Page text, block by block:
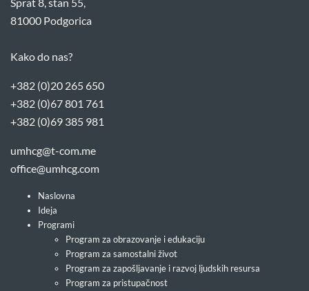
81000 Podgorica
Kako do nas?
+382 (0)20 265 650
+382 (0)67 801 761
+382 (0)69 385 981
umhcg@t-com.me
office@umhcg.com
Naslovna
Ideja
Programi
Program za obrazovanje i edukaciju
Program za samostalni život
Program za zapošljavanje i razvoj ljudskih resursa
Program za pristupačnost